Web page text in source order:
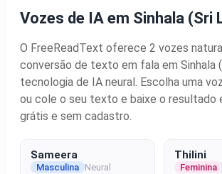
Vozes de IA em Sinhala (Sri
O FreeReadText oferece 2 vozes
conversão de texto em fala em Sinhala
tecnologia de IA neural. Escolha uma
ou cole o seu texto e baixe o resultado
grátis e sem cadastro.
Sameera
Masculina Neural
Thilini
Feminina